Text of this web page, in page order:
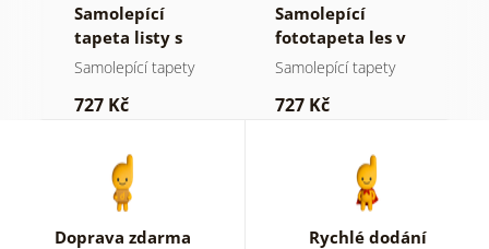
Samolepící
tapeta listy s
pastelovým
Samolepící tapety
727 Kč
Samolepící
fototapeta les v
mlze
Samolepící tapety
727 Kč
Doprava zdarma Rychlé dodání